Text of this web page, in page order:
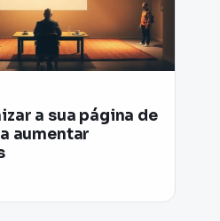
a sua página de
aumentar